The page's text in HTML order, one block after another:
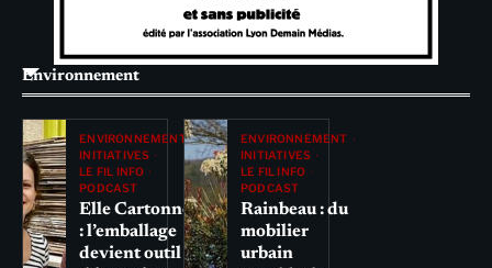
Environnement
ENVIRONNEMENT
INITIATIVES
LE FIL INFO
PODCAST
Elle Cartonne
: l’emballage
devient outil
ENVIRONNEMENT
INITIATIVES
LE FIL INFO
PODCAST
Rainbeau : du
mobilier
urbain